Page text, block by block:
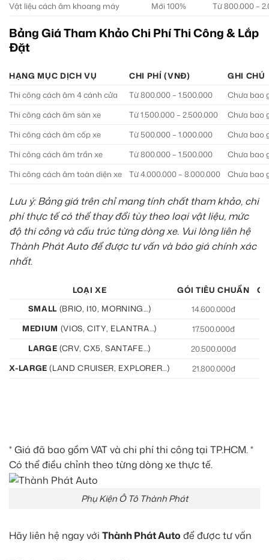
Vật liệu cách âm khoang máy
Mới 100% Từ 800.000 –
Bảng Giá Tham Khảo Chi Phí Thi Công & Lắp
Đặt
HẠNG MỤC DỊCH VỤ CHI PHÍ (VNĐ)
GHI CHÚ
Thi công cách âm 4 cánh cửa
Từ 800.000 – 1.500.000
Chưa bao
Thi công cách âm sàn xe
Từ 1.500.000 – 2.500.000
Chưa bao
Thi công cách âm cốp xe
Từ 500.000 – 1.000.000
Chưa bao
Thi công cách âm trần xe
Từ 800.000 – 1.500.000
Chưa bao
Thi công cách âm toàn diện xe
Từ 4.000.000 – 8.000.000 Chưa bao
Lưu ý: Bảng giá trên chỉ mang tính chất tham khảo, chi
phí thực tế có thể thay đổi tùy theo loại vật liệu, mức
độ thi công và cấu trúc từng dòng xe. Vui lòng liên hệ
Thành Phát Auto để được tư vấn và báo giá chính xác
nhất.
LOẠI XE GÓI TIÊU CHUẨN
SMALL (BRIO, I10, MORNING…) 14.600.000đ
MEDIUM (VIOS, CITY, ELANTRA…) 17.500.000đ
LARGE (CRV, CX5, SANTAFE…) 20.500.000đ
X-LARGE(LAND CRUISER, EXPLORER…) 21.800.000đ
* Giá đã bao gồm VAT và chi phí thi công tại TP.HCM. *
Có thể điều chỉnh theo từng dòng xe thực tế.
Phụ Kiện Ô Tô Thành Phát
Hãy liên hệ ngay với Thành Phát Auto để được tư vấn